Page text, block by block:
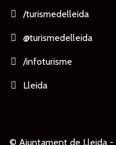
/turismedelleida
@turismedelleida
/infoturisme
Lleida
© Ajuntament de Lleida -